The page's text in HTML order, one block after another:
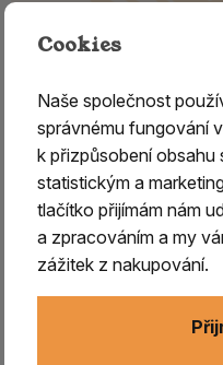
Vykuřovací
kořenová čakra
Vykuřovací směs
Cookies
Naše společnost
správnému fungování
k přizpůsobení obsahu
statistickým a
tlačítko přijímám nám
a zpracováním a my
zážitek z nakupování.